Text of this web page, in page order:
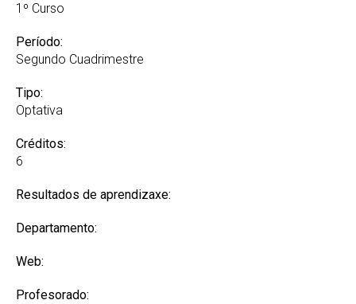
1º Curso
Período:
Segundo Cuadrimestre
Tipo:
Optativa
Créditos:
6
Resultados de aprendizaxe:
Departamento:
Web:
Profesorado: